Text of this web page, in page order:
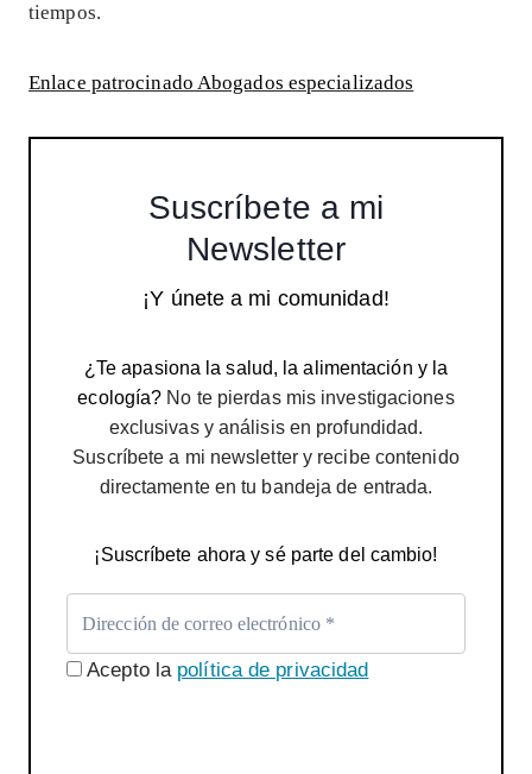
tiempos.
Enlace patrocinado Abogados especializados
Suscríbete a mi
Newsletter
¡Y únete a mi comunidad!
¿Te apasiona la salud, la alimentación y la
ecología? No te pierdas mis investigaciones
exclusivas y análisis en profundidad.
Suscríbete a mi newsletter y recibe contenido
directamente en tu bandeja de entrada.
¡Suscríbete ahora y sé parte del cambio!
Acepto la política de privacidad